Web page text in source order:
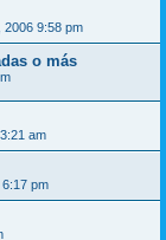
2006 9:58 pm
o más
am
6:17 pm